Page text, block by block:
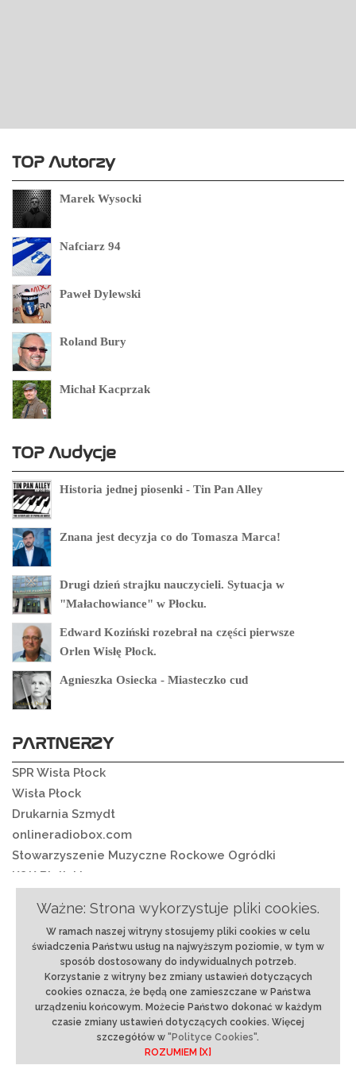
TOP Autorzy
Marek Wysocki
Nafciarz 94
Paweł Dylewski
Roland Bury
Michał Kacprzak
TOP Audycje
Historia jednej piosenki - Tin Pan Alley
Znana jest decyzja co do Tomasza Marca!
Drugi dzień strajku nauczycieli. Sytuacja w
"Małachowiance" w Płocku.
Edward Koziński rozebrał na części pierwsze
Orlen Wisłę Płock.
Agnieszka Osiecka - Miasteczko cud
PARTNERZY
SPR Wisła Płock
Wisła Płock
Drukarnia Szmydt
onlineradiobox.com
Stowarzyszenie Muzyczne Rockowe Ogródki
K&K Bielickie
Ważne: Strona wykorzystuje pliki cookies.
W ramach naszej witryny stosujemy pliki cookies w celu
świadczenia Państwu usług na najwyższym poziomie, w tym w
sposób dostosowany do indywidualnych potrzeb.
Korzystanie z witryny bez zmiany ustawień dotyczących
cookies oznacza, że będą one zamieszczane w Państwa
urządzeniu końcowym. Możecie Państwo dokonać w każdym
czasie zmiany ustawień dotyczących cookies. Więcej
szczegółów w "Polityce Cookies".
ROZUMIEM [X]
O nas|Regulamin|Ochrona danych|Reklama|
RSS|Kontakt
© 2018 rmixx.pl | Projekt i realizacja:Strony
internetowe Płock
- BLACREA.pl